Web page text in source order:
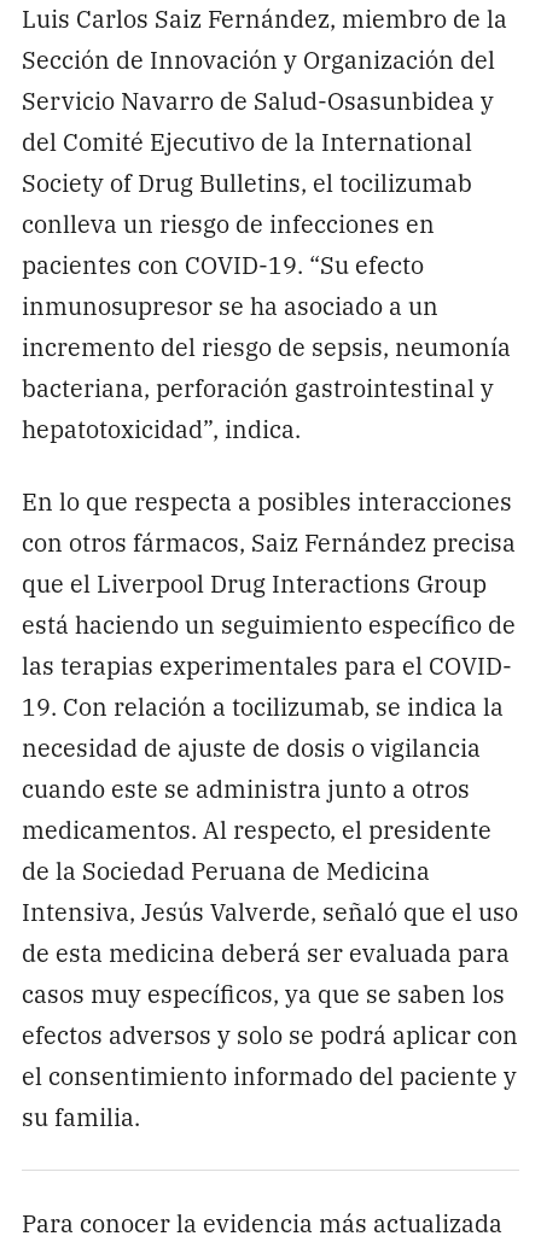
Luis Carlos Saiz Fernández, miembro de la
Sección de Innovación y Organización del
Servicio Navarro de Salud-Osasunbidea y
del Comité Ejecutivo de la International
Society of Drug Bulletins, el tocilizumab
conlleva un riesgo de infecciones en
pacientes con COVID-19. “Su efecto
inmunosupresor se ha asociado a un
incremento del riesgo de sepsis, neumonía
bacteriana, perforación gastrointestinal y
hepatotoxicidad”, indica.
En lo que respecta a posibles interacciones
con otros fármacos, Saiz Fernández precisa
que el Liverpool Drug Interactions Group
está haciendo un seguimiento específico de
las terapias experimentales para el COVID-
19. Con relación a tocilizumab, se indica la
necesidad de ajuste de dosis o vigilancia
cuando este se administra junto a otros
medicamentos. Al respecto, el presidente
de la Sociedad Peruana de Medicina
Intensiva, Jesús Valverde, señaló que el uso
de esta medicina deberá ser evaluada para
casos muy específicos, ya que se saben los
efectos adversos y solo se podrá aplicar con
el consentimiento informado del paciente y
su familia.
Para conocer la evidencia más actualizada